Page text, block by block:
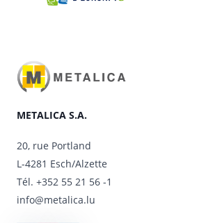
METALICA S.A.
20, rue Portland
L-4281 Esch/Alzette
Tél. +352 55 21 56 -1
info@metalica.lu